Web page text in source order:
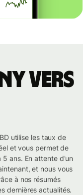
vers
utilise les taux de
et vous permet de
5 ans. En attente d'un
et nous vous
à nos résumés
dernières actualités.